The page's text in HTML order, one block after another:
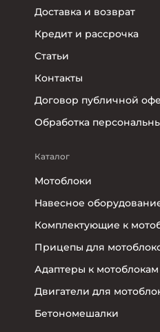
Доставка и возврат
Кредит и рассрочка
Статьи
Контакты
Договор публичной
Обработка
Каталог
Мотоблоки
Навесное
Комплектующие к
Прицепы для
Адаптеры к мотоблокам
Двигатели для
Бетономешалки